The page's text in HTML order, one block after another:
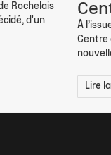
Rochelais
d'un
À
Centre
Lire